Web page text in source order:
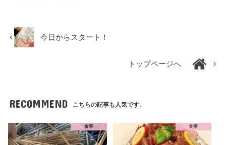
今日からスタート！
トップページへ
RECOMMEND こちらの記事も人気です。
食事 食事